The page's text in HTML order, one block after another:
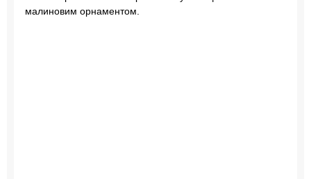
малиновим орнаментом.